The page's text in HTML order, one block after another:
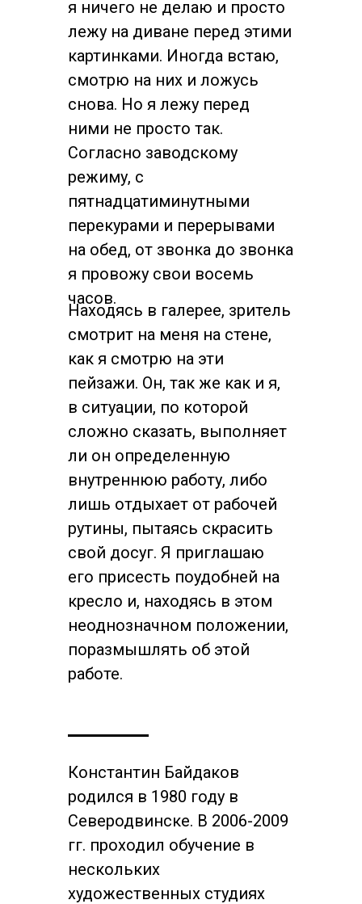
Константин Байдаков
родился в 1980 году в
Северодвинске. В 2006-2009
гг. проходил обучение в
нескольких
художественных студиях
я ничего не делаю и просто
лежу на диване перед этими
картинками. Иногда встаю,
смотрю на них и ложусь
снова. Но я лежу перед
ними не просто так.
Согласно заводскому
режиму, с
пятнадцатиминутными
перекурами и перерывами
на обед, от звонка до звонка
я провожу свои восемь
часов.
Находясь в галерее, зритель
смотрит на меня на стене,
как я смотрю на эти
пейзажи. Он, так же как и я,
в ситуации, по которой
сложно сказать, выполняет
ли он определенную
внутреннюю работу, либо
лишь отдыхает от рабочей
рутины, пытаясь скрасить
свой досуг. Я приглашаю
его присесть поудобней на
кресло и, находясь в этом
неоднозначном положении,
поразмышлять об этой
работе.